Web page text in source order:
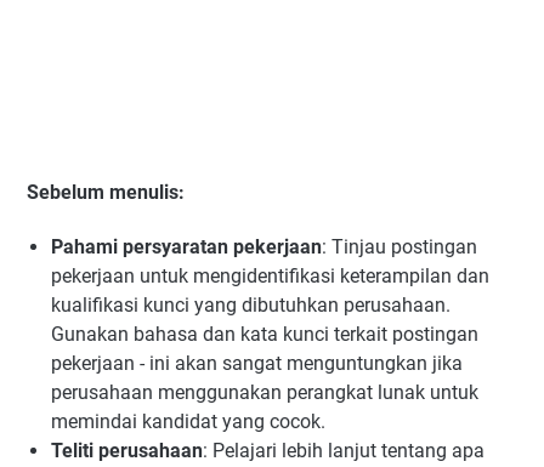
Sebelum menulis:
Pahami persyaratan pekerjaan: Tinjau postingan
pekerjaan untuk mengidentifikasi keterampilan dan
kualifikasi kunci yang dibutuhkan perusahaan.
Gunakan bahasa dan kata kunci terkait postingan
pekerjaan - ini akan sangat menguntungkan jika
perusahaan menggunakan perangkat lunak untuk
memindai kandidat yang cocok.
Teliti perusahaan: Pelajari lebih lanjut tentang apa